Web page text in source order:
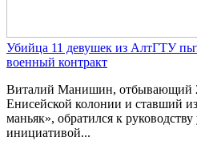
Убийца 11 девушек из АлтГТУ
военный контракт
Виталий Манишин, отбывающий
Енисейской колонии и ставший
маньяк», обратился к
инициативой...